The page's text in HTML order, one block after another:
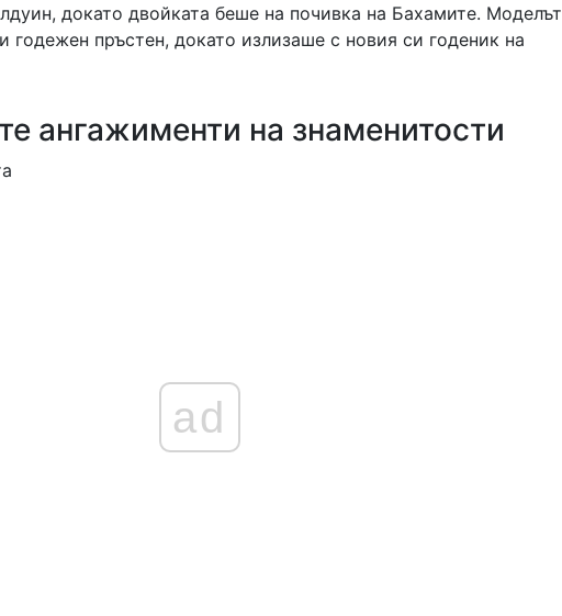
докато двойката беше на почивка на Бахамите. Моделът
годежен пръстен, докато излизаше с новия си годеник на
ангажименти на знаменитости
ad